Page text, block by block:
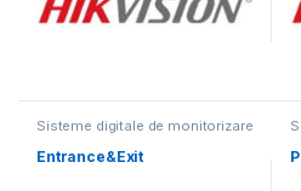
Sisteme digitale de monitorizare
Entrance&Exit